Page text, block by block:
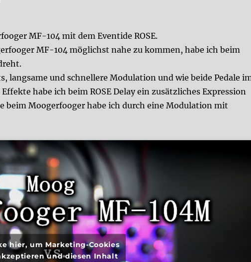
MF-104 mit dem Eventide ROSE.
MF-104 möglichst nahe zu kommen, habe ich beim
langsame und schnellere Modulation und wie beide Pedale
habe ich beim ROSE Delay ein zusätzliches Expression
beim Moogerfooger habe ich durch eine Modulation mit
hier, um Marketing-Cookies
und diesen Inhalt